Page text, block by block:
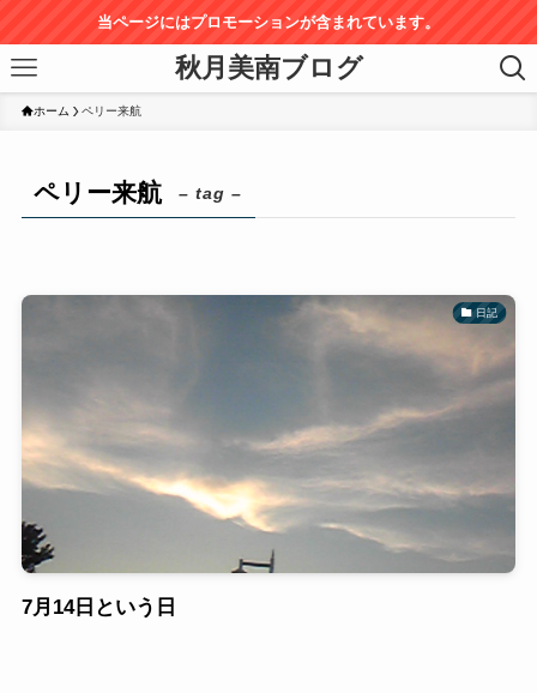
当ページにはプロモーションが含まれています。
秋月美南ブログ
ホーム ペリー来航
ペリー来航 – tag –
日記
7月14日という日